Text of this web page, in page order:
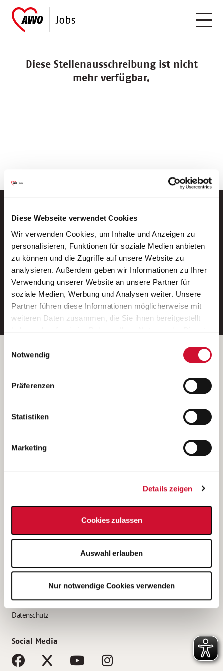
Diese Webseite verwendet Cookies
Wir verwenden Cookies, um Inhalte und Anzeigen zu
personalisieren, Funktionen für soziale Medien anbieten
zu können und die Zugriffe auf unsere Website zu
analysieren. Außerdem geben wir Informationen zu Ihrer
Verwendung unserer Website an unsere Partner für
soziale Medien, Werbung und Analysen weiter. Unsere
Partner führen diese Informationen möglicherweise mit
weiteren Daten zusammen, die Sie ihnen bereitgestellt
Wenn Sie auf „Cookies zulassen“ klicken, so stimmen
Sie der Speicherung sämtlicher Cookies zu. Sie können
Ihre Einwilligung selbstverständlich jederzeit widerrufen,
indem Sie die Cookie-Einstellungen aufrufen und diese
unsererDatenschutzerklärung
Notwendig
Präferenzen
Statistiken
Marketing
Details zeigen
Cookies zulassen
Auswahl erlauben
Nur notwendige Cookies verwenden
Diese Stellenausschreibung ist nicht
mehr verfügbar.
Neue Stellen per E-Mail.
Ein kostenloser Service von AWO
Jobs.
E-Mail-Adresse eintragen
Betreiber der Webseite
Kantstraße 45a
(Ein Tochterunternehmen des AWO Bezirksverbandes Unterfranken
e.V.)
Bewerbung als Altenpflegehelfer*in
Bewerbung als Erzieher*in
AWO Gliederungen nach Bundesland
Impressum
Datenschutz
Social Media